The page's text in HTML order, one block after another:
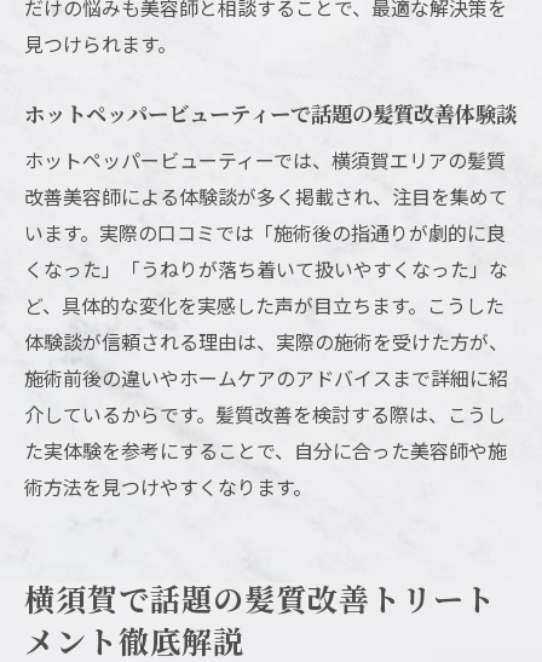
美容師が提案する髪質改善後のケアポイン
ト
ント選び
ホットペッパービューティーで見つかる髪
質改善情報
髪質改善後に避けたいNGなヘアケア習慣
髪質改善の持続力を高める日常のコツ
美容師選びで差がつく髪質改善成功のポイント
髪質改善で信頼できる美容師を見分けるポ
口コミやレビューから見る美容師選びのコ
ツ
美容師に好かれるための髪質改善相談マナ
ー
だけの悩みも美容師と相談することで、最適な解決策を
見つけられます。
ホットペッパービューティーで話題の髪質改善体験談
ホットペッパービューティーでは、横須賀エリアの髪質
改善美容師による体験談が多く掲載され、注目を集めて
います。実際の口コミでは「施術後の指通りが劇的に良
くなった」「うねりが落ち着いて扱いやすくなった」な
ど、具体的な変化を実感した声が目立ちます。こうした
体験談が信頼される理由は、実際の施術を受けた方が、
施術前後の違いやホームケアのアドバイスまで詳細に紹
介しているからです。髪質改善を検討する際は、こうし
た実体験を参考にすることで、自分に合った美容師や施
術方法を見つけやすくなります。
横須賀で話題の髪質改善トリート
メント徹底解説